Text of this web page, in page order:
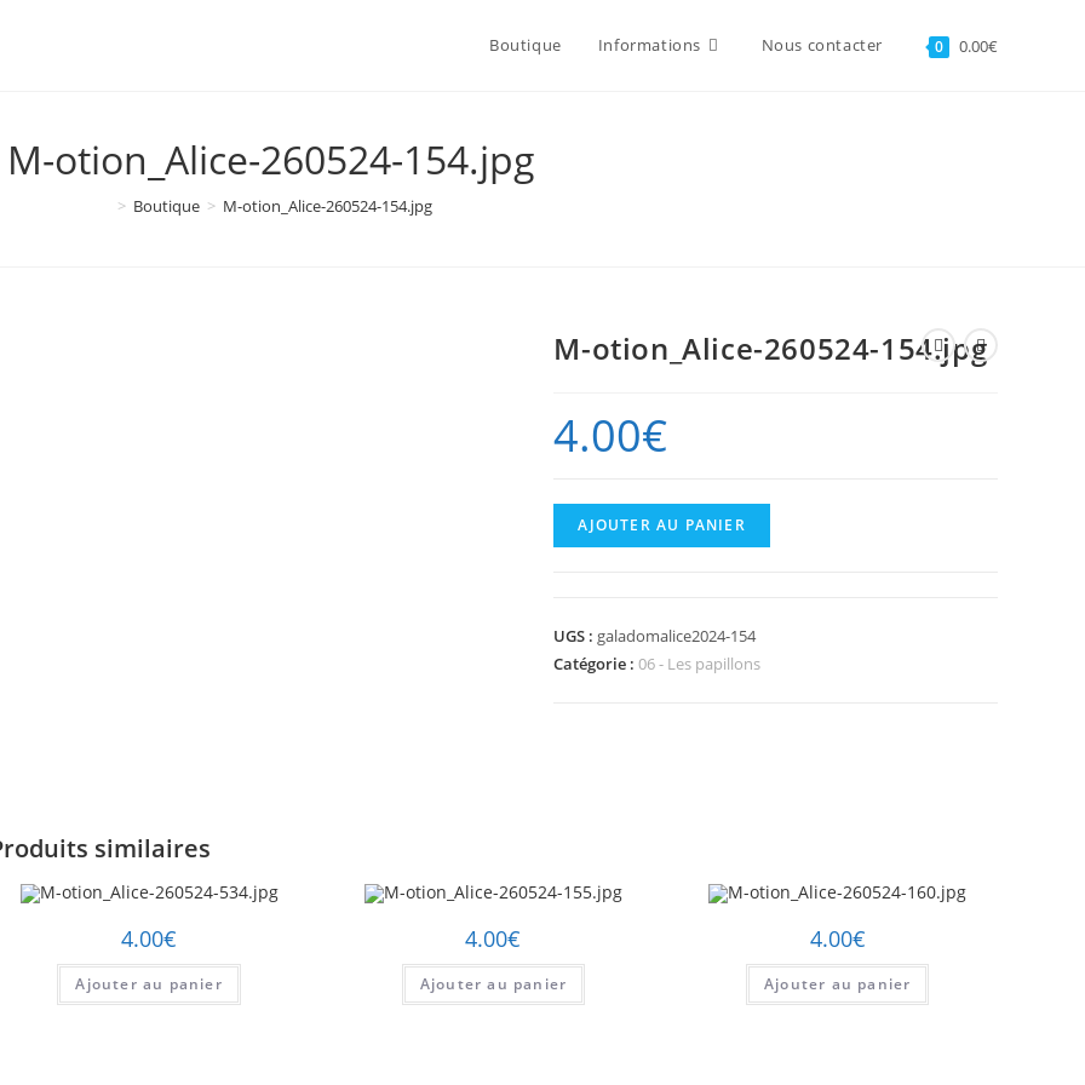
Boutique Informations Nous contacter 0 0.00€
M-otion_Alice-260524-154.jpg
> Boutique > M-otion_Alice-260524-154.jpg
M-otion_Alice-260524-154.jpg
4.00€
quantité
de
260524-
154.jpg
AJOUTER AU PANIER
UGS : galadomalice2024-154
Catégorie :06 - Les papillons
similaires
4.00€
Ajouter au panier
4.00€
Ajouter au panier
4.00€
Ajouter au panier